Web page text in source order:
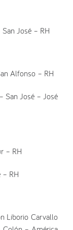
José – RH
Alfonso – RH
San José – José
– RH
– RH
Liborio Carvallo